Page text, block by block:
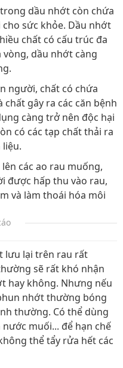
dầu nhớt còn chứa
sức khỏe. Dầu nhớt
chất có cấu trúc đa
vòng, dầu nhớt càng
người, chất có chứa
gây ra các căn bệnh
càng trở nên độc hại
có các tạp chất thải ra
các ao rau muống,
được hấp thu vào rau,
và làm thoái hóa môi
lưu lại trên rau rất
sẽ rất khó nhận
hay không. Nhưng nếu
nhớt thường bóng
thường. Có thể dùng
muối... để hạn chế
thể tẩy rửa hết các